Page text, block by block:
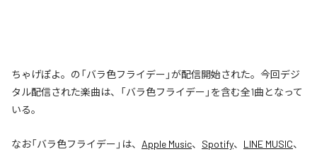
ちゃげぽよ。の「バラ色フライデー」が配信開始された。今回デジ
タル配信された楽曲は、「バラ色フライデー」を含む全1曲となって
いる。
なお「バラ色フライデー 」は、 Apple Music、 Spotify、 LINE MUSIC、